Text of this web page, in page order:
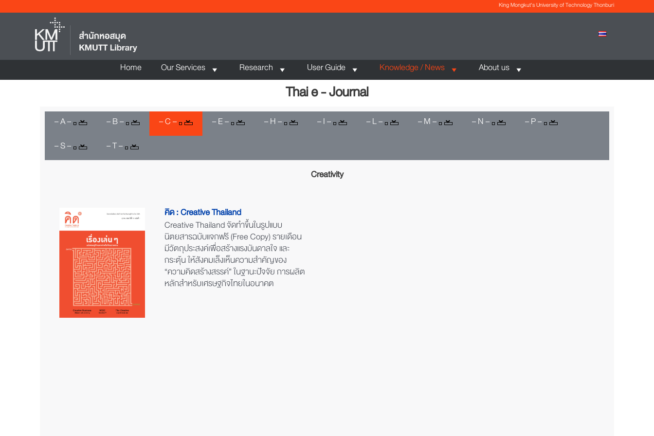
King Mongkut's University of Technology Thonburi
Home Our Services Research User Guide Knowledge / News About us
Thai e - Journal
– A – – B – – C – – E – – H – – I – – L – – M – – N –
– S –
Creativity
คิด : Creative Thailand
Creative Thailand จัดทำขึ้นในรูปแบบ
นิตยสารฉบับแจกฟรี (Free Copy) รายเดือน
มีวัตถุประสงค์เพื่อสร้างแรงบันดาลใจ และ
กระตุ้น ให้สังคมเล็งเห็นความสำคัญของ
“ความคิดสร้างสรรค์” ในฐานะปัจจัย การผลิต
หลักสำหรับเศรษฐกิจไทยในอนาคต